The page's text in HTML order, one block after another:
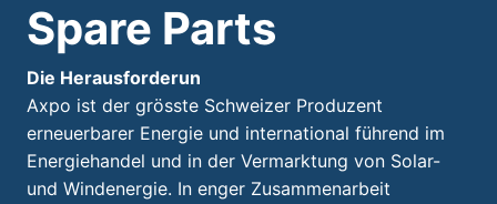
Spare Parts
Die Herausforderun
Axpo ist der grösste Schweizer Produzent
erneuerbarer Energie und international führend im
Energiehandel und in der Vermarktung von Solar-
und Windenergie. In enger Zusammenarbeit